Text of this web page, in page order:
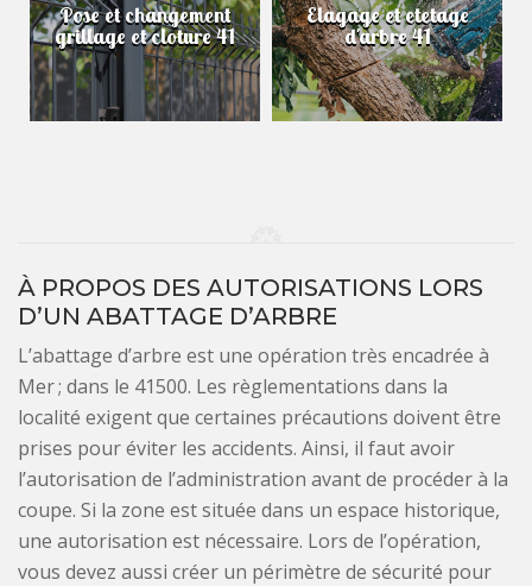
Pose et changement
grillage et cloture 41
Elagage et etetage
d'arbre 41
À PROPOS DES AUTORISATIONS LORS
D’UN ABATTAGE D’ARBRE
L’abattage d’arbre est une opération très encadrée à
Mer ; dans le 41500. Les règlementations dans la
localité exigent que certaines précautions doivent être
prises pour éviter les accidents. Ainsi, il faut avoir
l’autorisation de l’administration avant de procéder à la
coupe. Si la zone est située dans un espace historique,
une autorisation est nécessaire. Lors de l’opération,
vous devez aussi créer un périmètre de sécurité pour